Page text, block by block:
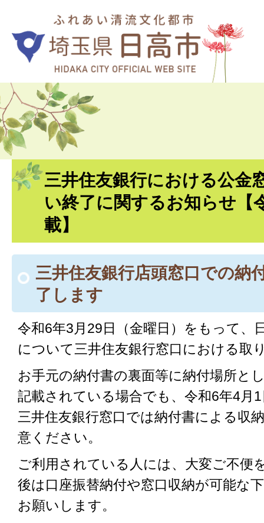
三井住友銀行における公金
い終了に関するお知らせ【
載】
三井住友銀行店頭窓口での納
了します
令和6年3月29日（金曜日）をもって、
について三井住友銀行窓口における取
お手元の納付書の裏面等に納付場所と
記載されている場合でも、令和6年4月
三井住友銀行窓口では納付書による収
意ください。
ご利用されている人には、大変ご不便
後は口座振替納付や窓口収納が可能な
お願いします。